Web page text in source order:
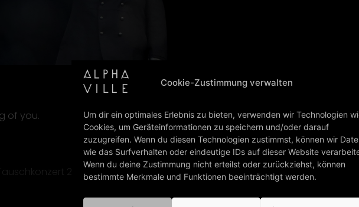
Cookie-Zustimmung verwalten
Um dir ein optimales Erlebnis zu bieten, verwenden wir Technologien
Cookies, um Geräteinformationen zu speichern und/oder darauf
zuzugreifen. Wenn du diesen Technologien zustimmst, können wir
wie das Surfverhalten oder eindeutige IDs auf dieser Website
Wenn du deine Zustimmung nicht erteilst oder zurückziehst, können
bestimmte Merkmale und Funktionen beeinträchtigt werden.
17/11/2017
of you.
2018 (deutsch)
BACK TO ALL NEWS